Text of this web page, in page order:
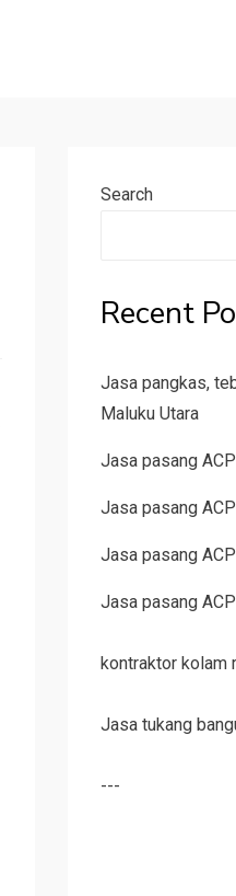
Search
Recent
Jasa pangkas,
Maluku Utara
Jasa pasang
Jasa pasang
Jasa pasang
Jasa pasang
kontraktor kolam
Jasa tukang
---